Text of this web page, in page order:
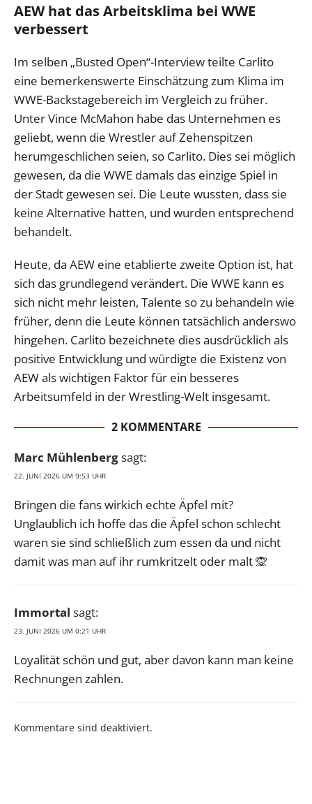
AEW hat das Arbeitsklima bei WWE
verbessert
Im selben „Busted Open“-Interview teilte Carlito
eine bemerkenswerte Einschätzung zum Klima im
WWE-Backstagebereich im Vergleich zu früher.
Unter Vince McMahon habe das Unternehmen es
geliebt, wenn die Wrestler auf Zehenspitzen
herumgeschlichen seien, so Carlito. Dies sei möglich
gewesen, da die WWE damals das einzige Spiel in
der Stadt gewesen sei. Die Leute wussten, dass sie
keine Alternative hatten, und wurden entsprechend
behandelt.
Heute, da AEW eine etablierte zweite Option ist, hat
sich das grundlegend verändert. Die WWE kann es
sich nicht mehr leisten, Talente so zu behandeln wie
früher, denn die Leute können tatsächlich anderswo
hingehen. Carlito bezeichnete dies ausdrücklich als
positive Entwicklung und würdigte die Existenz von
AEW als wichtigen Faktor für ein besseres
Arbeitsumfeld in der Wrestling-Welt insgesamt.
2 KOMMENTARE
Marc Mühlenbergsagt:
22. JUNI 2026 UM 9:53 UHR
Bringen die fans wirkich echte Äpfel mit?
Unglaublich ich hoffe das die Äpfel schon schlecht
waren sie sind schließlich zum essen da und nicht
damit was man auf ihr rumkritzelt oder malt 🙊
Immortal sagt:
23. JUNI 2026 UM 0:21 UHR
Loyalität schön und gut, aber davon kann man keine
Rechnungen zahlen.
Kommentare sind deaktiviert.